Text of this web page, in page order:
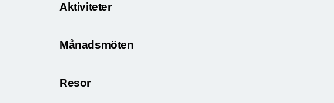
Aktiviteter
Månadsmöten
Resor